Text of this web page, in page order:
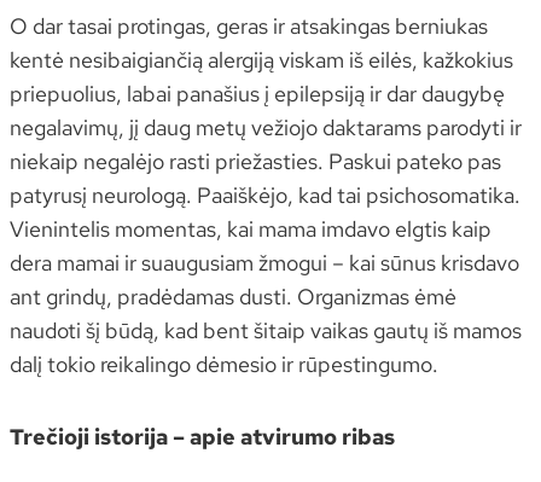
O dar tasai protingas, geras ir atsakingas berniukas
kentė nesibaigiančią alergiją viskam iš eilės, kažkokius
priepuolius, labai panašius į epilepsiją ir dar daugybę
negalavimų, jį daug metų vežiojo daktarams parodyti ir
niekaip negalėjo rasti priežasties. Paskui pateko pas
patyrusį neurologą. Paaiškėjo, kad tai psichosomatika.
Vienintelis momentas, kai mama imdavo elgtis kaip
dera mamai ir suaugusiam žmogui – kai sūnus krisdavo
ant grindų, pradėdamas dusti. Organizmas ėmė
naudoti šį būdą, kad bent šitaip vaikas gautų iš mamos
dalį tokio reikalingo dėmesio ir rūpestingumo.
Trečioji istorija – apie atvirumo ribas